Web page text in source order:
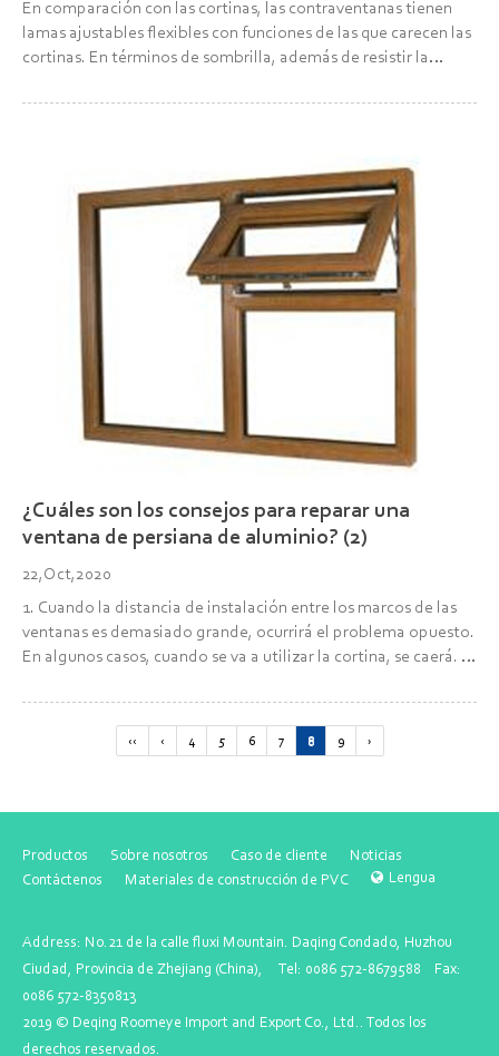
En comparación con las cortinas, las contraventanas tienen
lamas ajustables flexibles con funciones de las que carecen las
cortinas. En términos de sombrilla, además de resistir la
luz interior; En cuanto a ventilación, la instala...
¿Cuáles son los consejos para reparar una
ventana de persiana de aluminio? (2)
22,Oct,2020
1. Cuando la distancia de instalación entre los marcos de las
ventanas es demasiado grande, ocurrirá el problema opuesto.
En algunos casos, cuando se va a utilizar la cortina, se caerá. Si
ventana, puede golpearlo con un martillo para...
‹‹ ‹ 4 5 6 7 8 9 ›
Productos Sobre nosotros Caso de cliente
Noticias
Contáctenos
Materiales de construcción de PVC Lengua
Address: No.21 de la calle fluxi Mountain. Daqing Condado, Huzhou
Ciudad, Provincia de Zhejiang (China), Tel: 0086 572-8679588 Fax:
0086 572-8350813
2019 © Deqing Roomeye Import and Export Co., Ltd.. Todos los
derechos reservados.